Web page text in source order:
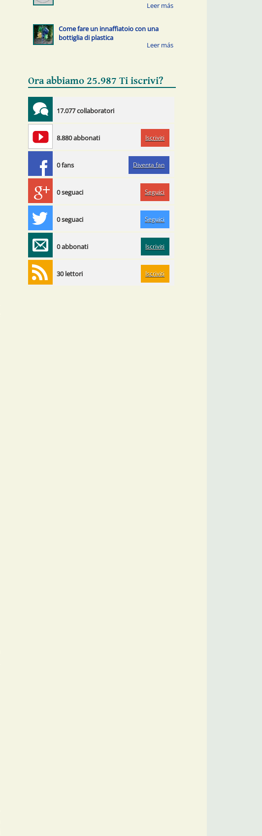
Come fare un innaffiatoio con una
bottiglia di plastica
Ora abbiamo 25.987 Ti iscrivi?
17.077 collaboratori
8.880 abbonati Iscriviti
0 fans Diventa fan
0 seguaci Seguici
0 seguaci Seguici
0 abbonati Iscriviti
30 lettori Iscriviti